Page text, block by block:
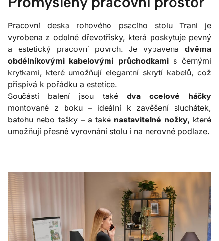
Pracovní deska rohového psacího stolu Trani je
vyrobena z odolné dřevotřísky, která poskytuje pevný
a estetický pracovní povrch. Je vybavena dvěma
obdélníkovými kabelovými průchodkami s černými
krytkami, které umožňují elegantní skrytí kabelů, což
přispívá k pořádku a estetice.
Součástí balení jsou také dva ocelové háčky
montované z boku – ideální k zavěšení sluchátek,
batohu nebo tašky – a také nastavitelné nožky, které
umožňují přesné vyrovnání stolu i na nerovné podlaze.